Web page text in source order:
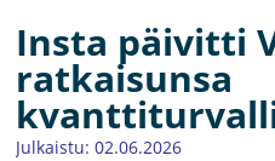
Insta päivitti
ratkaisunsa
Julkaistu: 02.06.2026